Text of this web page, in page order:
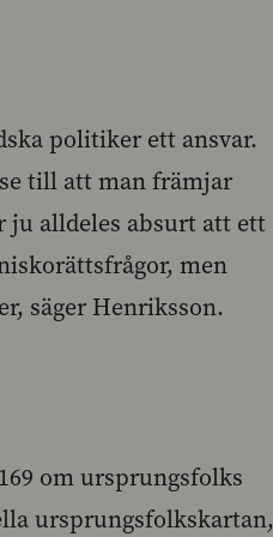
politiker ett ansvar.
till att man främjar
ju alldeles absurt att ett
men
säger Henriksson.
om ursprungsfolks
ursprungsfolkskartan,